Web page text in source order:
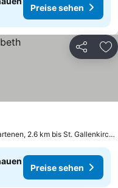
Preise sehen
Teilen
Gaschurn-Partenen, 2.6 km bis St. Gallenkirch - Gortipohl
Preise sehen